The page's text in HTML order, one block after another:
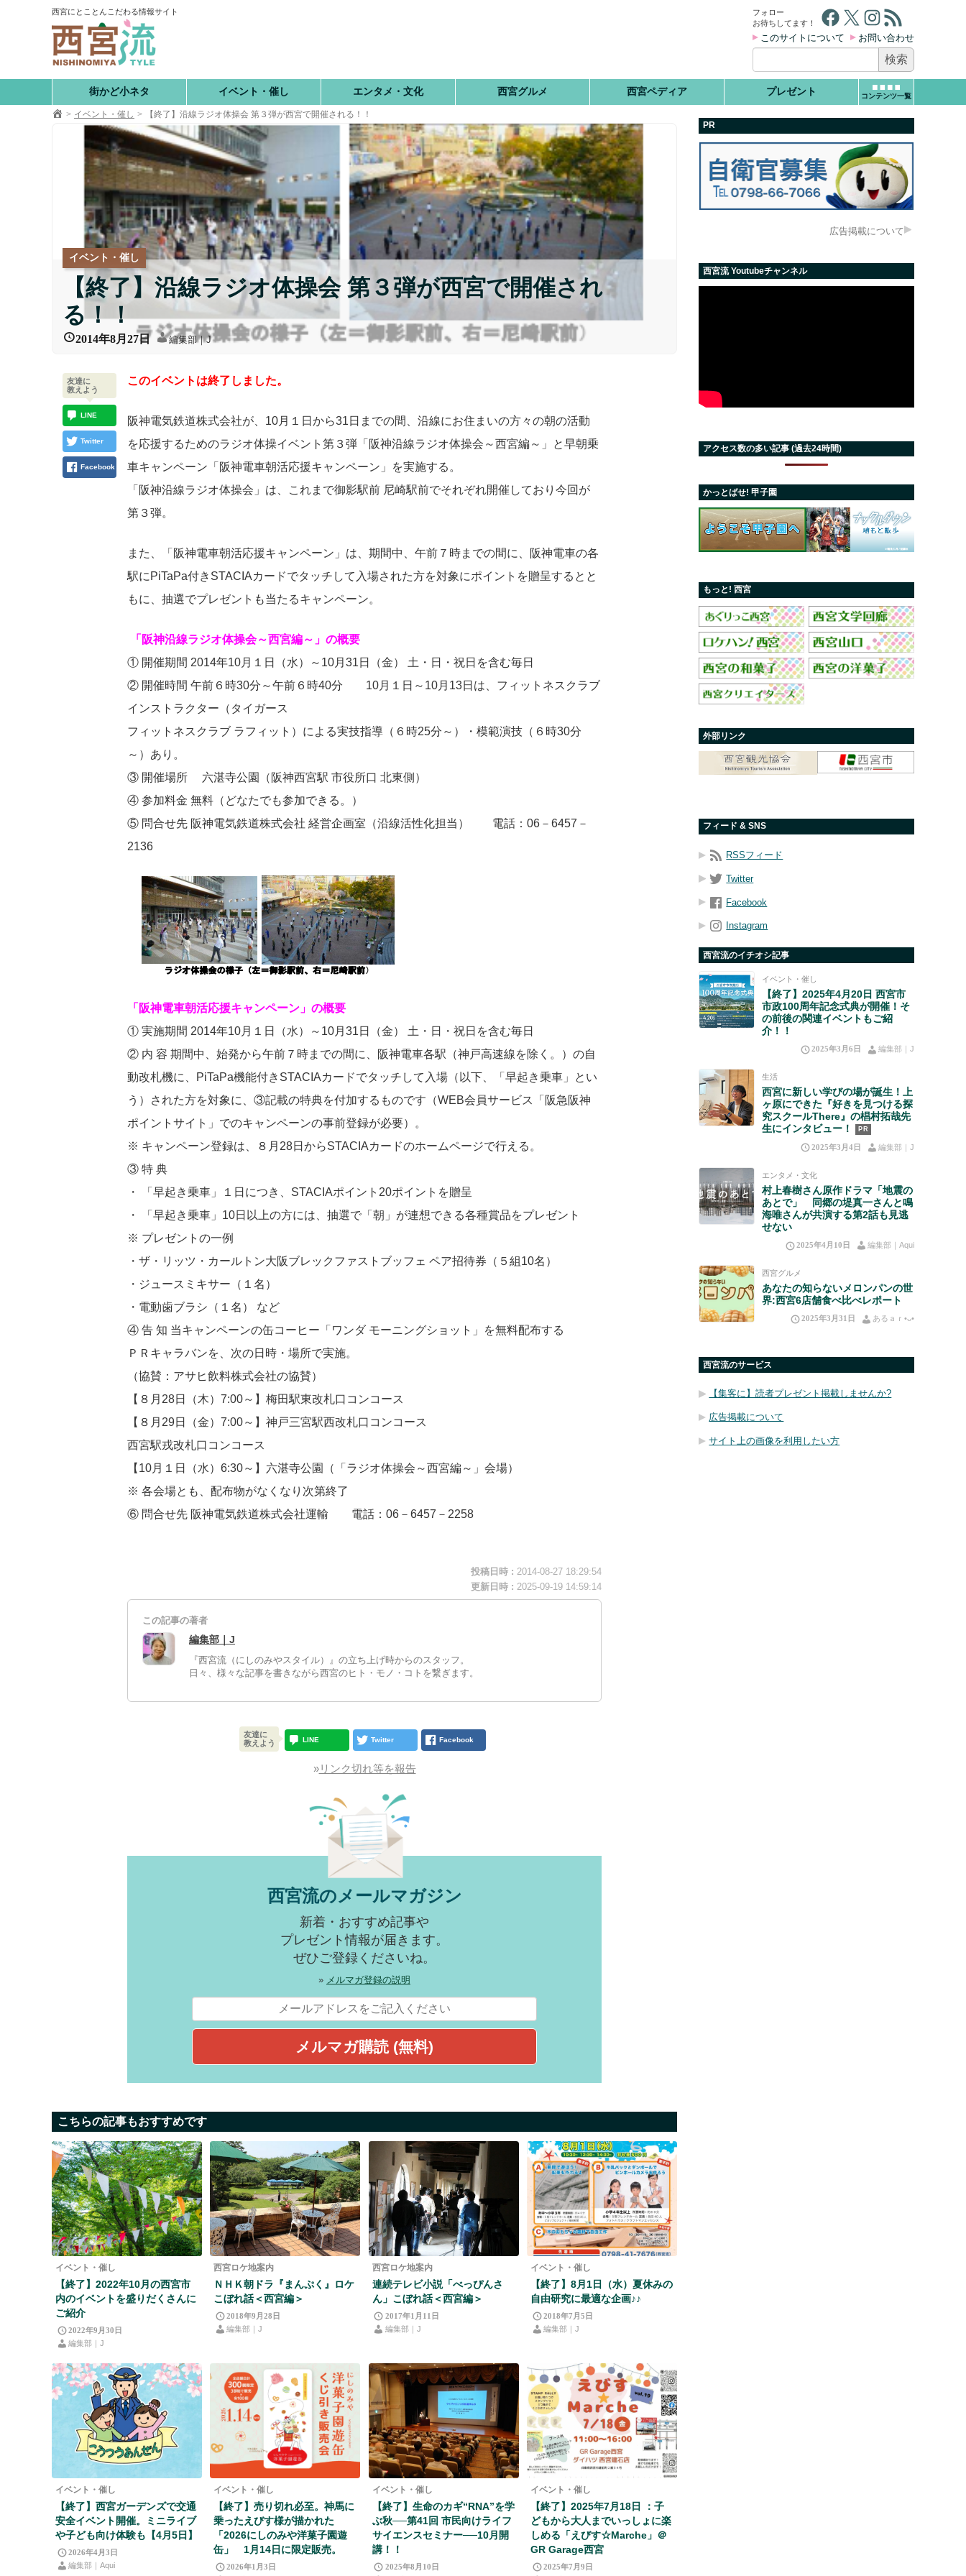
西宮にとことんこだわる情報サイト
街かど小ネタ イベント・催し エンタメ・文化 西宮グルメ 西宮ペディア プレゼント コンテンツ一覧
フォロー
お待ちしてます！
Facebook X Instagram RSS フィード
このサイトについて お問い合わせ
索:
イベント・催し 【終了】沿線ラジオ体操会 第３弾が西宮で開催される！！
イベント・催し
【終了】沿線ラジオ体操会 第３弾が西宮で開催され
る！！
2014年8月27日 編集部｜J
このイベントは終了しました。
阪神電気鉄道株式会社が、10月１日から31日までの間、沿線にお住まいの方々の朝の活動
を応援するためのラジオ体操イベント第３弾「阪神沿線ラジオ体操会～西宮編～」と早朝乗
車キャンペーン「阪神電車朝活応援キャンペーン」を実施する。
「阪神沿線ラジオ体操会」は、これまで御影駅前 尼崎駅前でそれぞれ開催しており今回が
第３弾。
また、「阪神電車朝活応援キャンペーン」は、期間中、午前７時までの間に、阪神電車の各
駅にPiTaPa付きSTACIAカードでタッチして入場された方を対象にポイントを贈呈するとと
もに、抽選でプレゼントも当たるキャンペーン。
「阪神沿線ラジオ体操会～西宮編～」の概要
① 開催期間 2014年10月１日（水）～10月31日（金） 土・日・祝日を含む毎日
② 開催時間 午前６時30分～午前６時40分 10月１日～10月13日は、フィットネスクラブ
インストラクター（タイガース
フィットネスクラブ ラフィット）による実技指導（６時25分～）・模範演技（６時30分
～）あり。
③ 開催場所 六湛寺公園（阪神西宮駅 市役所口 北東側）
④ 参加料金 無料（どなたでも参加できる。）
⑤ 問合せ先 阪神電気鉄道株式会社 経営企画室（沿線活性化担当） 電話：06－6457－
2136
「阪神電車朝活応援キャンペーン」の概要
① 実施期間 2014年10月１日（水）～10月31日（金） 土・日・祝日を含む毎日
② 内 容 期間中、始発から午前７時までの間に、阪神電車各駅（神戸高速線を除く。）の自
動改札機に、PiTaPa機能付きSTACIAカードでタッチして入場（以下、「早起き乗車」とい
う）された方を対象に、③記載の特典を付加するものです（WEB会員サービス「阪急阪神
ポイントサイト」でのキャンペーンの事前登録が必要）。
※ キャンペーン登録は、８月28日からSTACIAカードのホームページで行える。
③ 特 典
・ 「早起き乗車」１日につき、STACIAポイント20ポイントを贈呈
・ 「早起き乗車」10日以上の方には、抽選で「朝」が連想できる各種賞品をプレゼント
※ プレゼントの一例
・ザ・リッツ・カールトン大阪ブレックファストブッフェ ペア招待券（５組10名）
・ジュースミキサー（１名）
・電動歯ブラシ（１名） など
④ 告 知 当キャンペーンの缶コーヒー「ワンダ モーニングショット」を無料配布する
ＰＲキャラバンを、次の日時・場所で実施。
（協賛：アサヒ飲料株式会社の協賛）
【８月28日（木）7:00～】梅田駅東改札口コンコース
【８月29日（金）7:00～】神戸三宮駅西改札口コンコース
西宮駅戎改札口コンコース
【10月１日（水）6:30～】六湛寺公園（「ラジオ体操会～西宮編～」会場）
※ 各会場とも、配布物がなくなり次第終了
⑥ 問合せ先 阪神電気鉄道株式会社運輸 電話：06－6457－2258
友達に
教えよう
LINE
Twitter
Facebook
投稿日時 : 2014-08-27 18:29:54
更新日時 : 2025-09-19 14:59:14
この記事の著者
編集部｜J
『西宮流（にしのみやスタイル）』の立ち上げ時からのスタッフ。
日々、様々な記事を書きながら西宮のヒト・モノ・コトを繋ぎます。
友達に
教えよう
LINE Twitter Facebook
»リンク切れ等を報告
西宮流のメールマガジン
新着・おすすめ記事や
プレゼント情報が届きます。
ぜひご登録くださいね。
» メルマガ登録の説明
こちらの記事もおすすめです
イベント・催し
【終了】2022年10月の西宮市
内のイベントを盛りだくさんに
ご紹介
2022年9月30日
編集部｜J
西宮ロケ地案内
ＮＨＫ朝ドラ『まんぷく』ロケ
こぼれ話＜西宮編＞
2018年9月28日
編集部｜J
西宮ロケ地案内
連続テレビ小説「べっぴんさ
ん」こぼれ話＜西宮編＞
2017年1月11日
編集部｜J
イベント・催し
【終了】8月1日（水）夏休みの
自由研究に最適な企画♪♪
2018年7月5日
編集部｜J
イベント・催し
【終了】西宮ガーデンズで交通
安全イベント開催。ミニライブ
や子ども向け体験も【4月5日】
2026年4月3日
編集部｜Aqui
イベント・催し
【終了】売り切れ必至。神馬に
乗ったえびす様が描かれた
「2026にしのみや洋菓子園遊
缶」 1月14日に限定販売。
2026年1月3日
イベント・催し
【終了】生命のカギ“RNA”を学
ぶ秋──第41回 市民向けライフ
サイエンスセミナー──10月開
講！！
2025年8月10日
イベント・催し
【終了】2025年7月18日 ：子
どもから大人までいっしょに楽
しめる「えびす☆Marche」＠
GR Garage西宮
2025年7月9日
PR
広告掲載について
西宮流 Youtubeチャンネル
アクセス数の多い記事 (過去24時間)
かっとばせ! 甲子園
もっと! 西宮
外部リンク
フィード & SNS
RSSフィード
Twitter
Facebook
Instagram
西宮流のイチオシ記事
イベント・催し
【終了】2025年4月20日 西宮市
市政100周年記念式典が開催！そ
の前後の関連イベントもご紹
介！！
2025年3月6日 編集部｜J
生活
西宮に新しい学びの場が誕生！上
ヶ原にできた『好きを見つける探
究スクールThere』の椙村拓哉先
生にインタビュー！
PR
2025年3月4日 編集部｜J
エンタメ・文化
村上春樹さん原作ドラマ「地震の
あとで」 同郷の堤真一さんと鳴
海唯さんが共演する第2話も見逃
せない
2025年4月10日 編集部｜Aqui
西宮グルメ
あなたの知らないメロンパンの世
界:西宮6店舗食べ比べレポート
2025年3月31日 あるａｒ•⁠ᴗ⁠•⁠
西宮流のサービス
【集客に】読者プレゼント掲載しませんか?
広告掲載について
サイト上の画像を利用したい方